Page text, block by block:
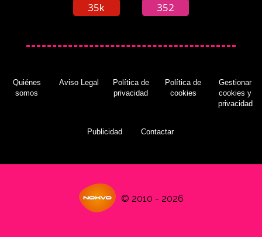
35k 352
Quiénes
somos
Aviso Legal
Política de
privacidad
Política de
cookies
Gestionar
cookies y
privacidad
Publicidad Contactar
© 2010 - 2026